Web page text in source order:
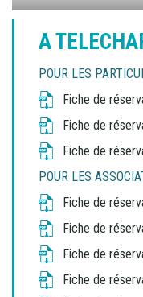
A
POUR LES
Fiche de
Fiche de
Fiche de
POUR LES
Fiche de
Fiche de
Fiche de
Fiche de